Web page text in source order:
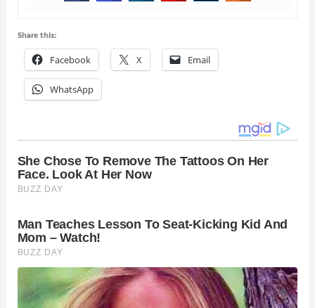
Share this:
Facebook X Email
WhatsApp